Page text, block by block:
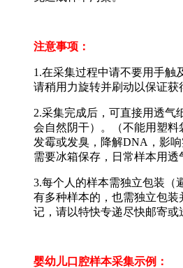
注意事项：
1.在采集过程中请不要用手触
请稍用力旋转并刷动以保证获
2.采集完成后，可直接用透气
会自然阴干）。（不能用塑
发霉或发臭，降解DNA，影
需要冰箱保存，日常样本用透
3.每个人的样本需独立包装（
有多种样本的，也需独立包
记，请以特快专递尽快邮寄或
婴幼儿口腔样本采集示例：